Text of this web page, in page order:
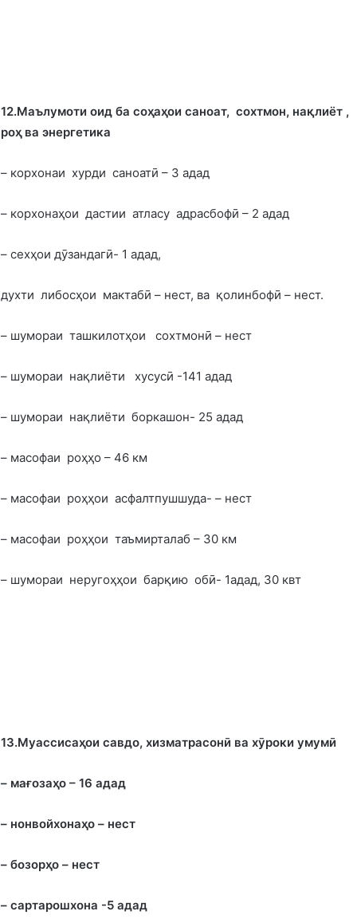
12.Маълумоти оид ба соҳаҳои саноат, сохтмон, нақлиёт ,
роҳва энергетика
– корхонаи хурди саноатӣ – 3 адад
– корхонаҳои дастии атласу адрасбофӣ – 2 адад
– сехҳои дӯзандагӣ- 1 адад,
духти либосҳои мактабӣ – нест, ва қолинбофӣ – нест.
– шумораи ташкилотҳои сохтмонӣ – нест
– шумораи нақлиёти хусусӣ -141 адад
– шумораи нақлиёти боркашон- 25 адад
– масофаи роҳҳо – 46 км
– масофаи роҳҳои асфалтпушшуда- – нест
– масофаи роҳҳои таъмирталаб – 30 км
– шумораи неругоҳҳои барқию обӣ- 1адад, 30 квт
13.Муассисаҳои савдо, хизматрасонӣ ва хӯроки умумӣ
– мағозаҳо – 16 адад
– нонвойхонаҳо – нест
– бозорҳо – нест
– сартарошхона -5 адад